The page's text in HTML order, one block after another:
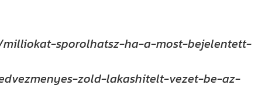
sporolhatsz-ha-a-most-bejelentett-
zold-lakashitelt-vezet-be-az-